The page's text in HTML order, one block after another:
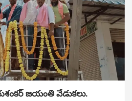
జయంతి వేడుకలు.